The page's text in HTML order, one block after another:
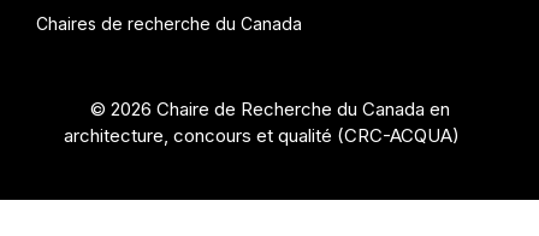
Chaires de recherche du Canada
© 2026 Chaire de Recherche du Canada en
architecture, concours et qualité (CRC-ACQUA)